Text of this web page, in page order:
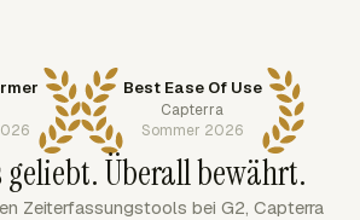
Best Ease Of Use
Capterra
Sommer 2026
geliebt. Überall bewährt.
Zeiterfassungstools bei G2, Capterra